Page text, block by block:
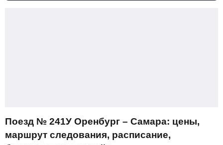
Поезд № 241У Оренбург – Самара: цены,
маршрут следования, расписание,